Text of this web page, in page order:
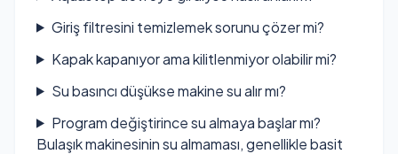
Giriş filtresini temizlemek sorunu çözer mi?
Kapak kapanıyor ama kilitlenmiyor olabilir mi?
Su basıncı düşükse makine su alır mı?
Program değiştirince su almaya başlar mı?
Bulaşık makinesinin su almaması, genellikle basit